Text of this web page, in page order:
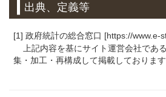
出典、定義等
[1] 政府統計の総合窓口 [https://www.e-
上記内容を基にサイト運営会社であ
集・加工・再構成して掲載しております